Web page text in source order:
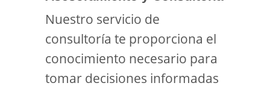
Nuestro servicio de
consultoría te proporciona el
conocimiento necesario para
tomar decisiones informadas